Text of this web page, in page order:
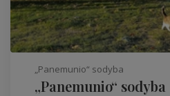
„Panemunio“ sodyba
„Panemunio“ sodyba